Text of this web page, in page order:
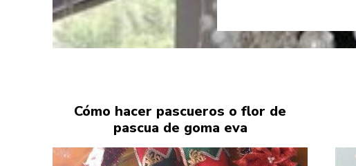
Cómo hacer pascueros o flor de
pascua de goma eva